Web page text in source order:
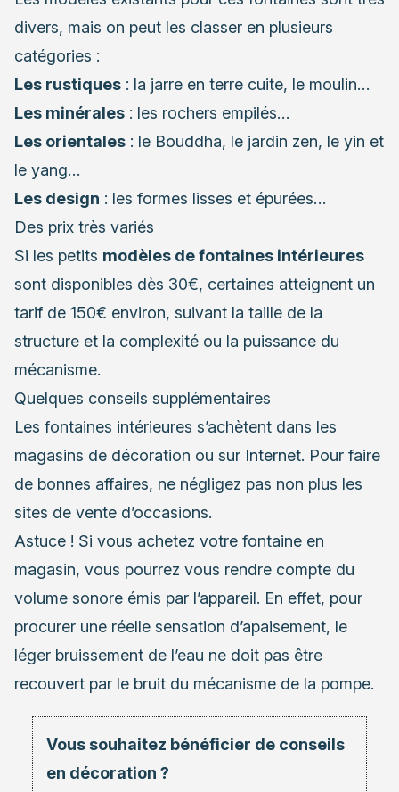
divers, mais on peut les classer en plusieurs
catégories :
Les rustiques : la jarre en terre cuite, le moulin…
Les minérales : les rochers empilés…
Les orientales : le Bouddha, le jardin zen, le yin et
le yang…
Les design : les formes lisses et épurées…
Des prix très variés
Si les petits modèles de fontaines intérieures
sont disponibles dès 30€, certaines atteignent un
tarif de 150€ environ, suivant la taille de la
structure et la complexité ou la puissance du
mécanisme.
Quelques conseils supplémentaires
Les fontaines intérieures s’achètent dans les
magasins de décoration ou sur Internet. Pour faire
de bonnes affaires, ne négligez pas non plus les
sites de vente d’occasions.
Astuce ! Si vous achetez votre fontaine en
magasin, vous pourrez vous rendre compte du
volume sonore émis par l’appareil. En effet, pour
procurer une réelle sensation d’apaisement, le
léger bruissement de l’eau ne doit pas être
recouvert par le bruit du mécanisme de la pompe.
Vous souhaitez bénéficier de conseils
en décoration ?